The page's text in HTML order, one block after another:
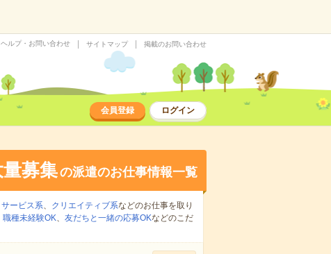
ヘルプ・お問い合わせ サイトマップ 掲載のお問い合わせ
会員登録 ログイン
募集の派遣のお仕事情報一覧
ービス系、 クリエイティブ系などのお仕事を取り
職種未経験OK、 友だちと一緒の応募OKなどのこだ